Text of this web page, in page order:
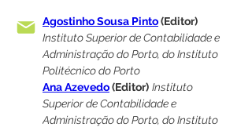
Agostinho Sousa Pinto (Editor)
Instituto Superior de Contabilidade e
Administração do Porto, do Instituto
Politécnico do Porto
Ana Azevedo (Editor) Instituto
Superior de Contabilidade e
Administração do Porto, do Instituto